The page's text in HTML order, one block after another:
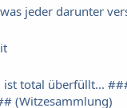
jeder darunter
total überfüllt...
(Witzesammlung)